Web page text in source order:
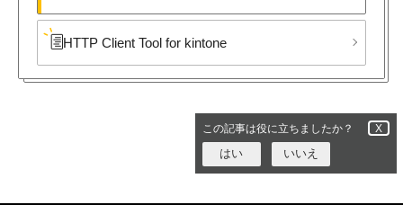
HTTP Client Tool for kintone
この記事は役に立ちましたか？ X
はい いいえ